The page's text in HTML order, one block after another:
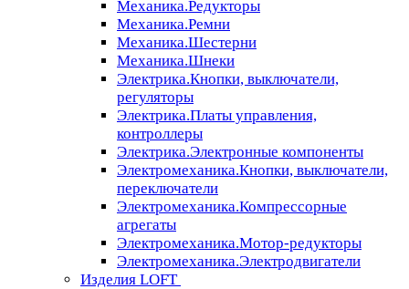
Механика.Редукторы
Механика.Ремни
Механика.Шестерни
Механика.Шнеки
Электрика.Кнопки, выключатели,
регуляторы
Электрика.Платы управления,
контроллеры
Электрика.Электронные компоненты
Электромеханика.Кнопки, выключатели,
переключатели
Электромеханика.Компрессорные
агрегаты
Электромеханика.Мотор-редукторы
Электромеханика.Электродвигатели
Изделия LOFT